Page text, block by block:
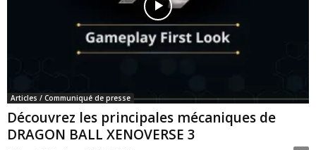
Articles / Communiqué de presse
Découvrez les principales mécaniques de
DRAGON BALL XENOVERSE 3